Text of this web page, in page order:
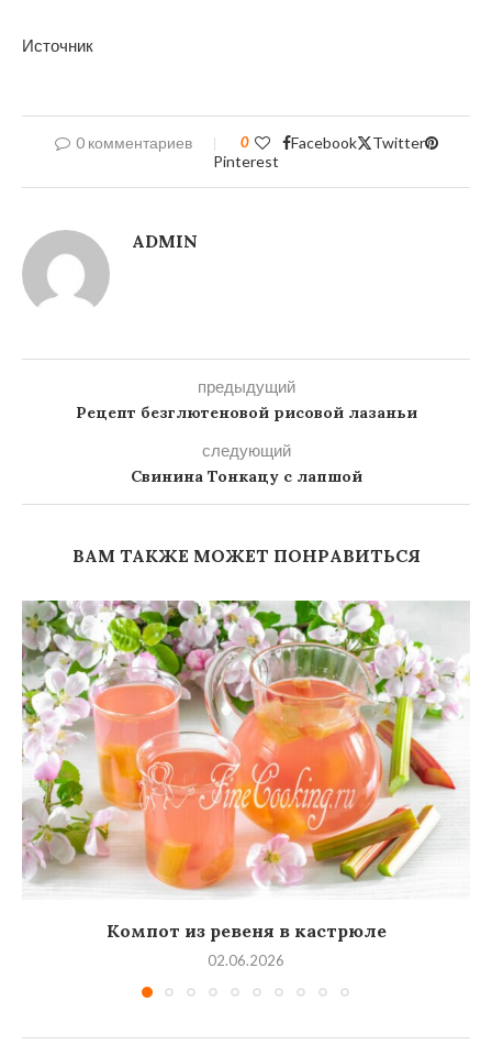
Источник
0 комментариев 0 Facebook
Twitter
Pinterest
ADMIN
предыдущий
Рецепт безглютеновой рисовой лазаньи
следующий
Свинина Тонкацу с лапшой
ВАМ ТАКЖЕ МОЖЕТ ПОНРАВИТЬСЯ
Компот из ревеня в кастрюле
02.06.2026